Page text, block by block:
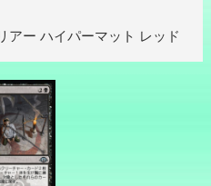
ー ハイパーマット レッド